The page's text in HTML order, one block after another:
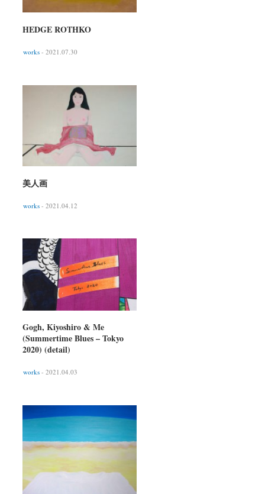
HEDGE ROTHKO
works - 2021.07.30
美人画
works - 2021.04.12
Gogh, Kiyoshiro & Me
(Summertime Blues – Tokyo
2020) (detail)
works - 2021.04.03